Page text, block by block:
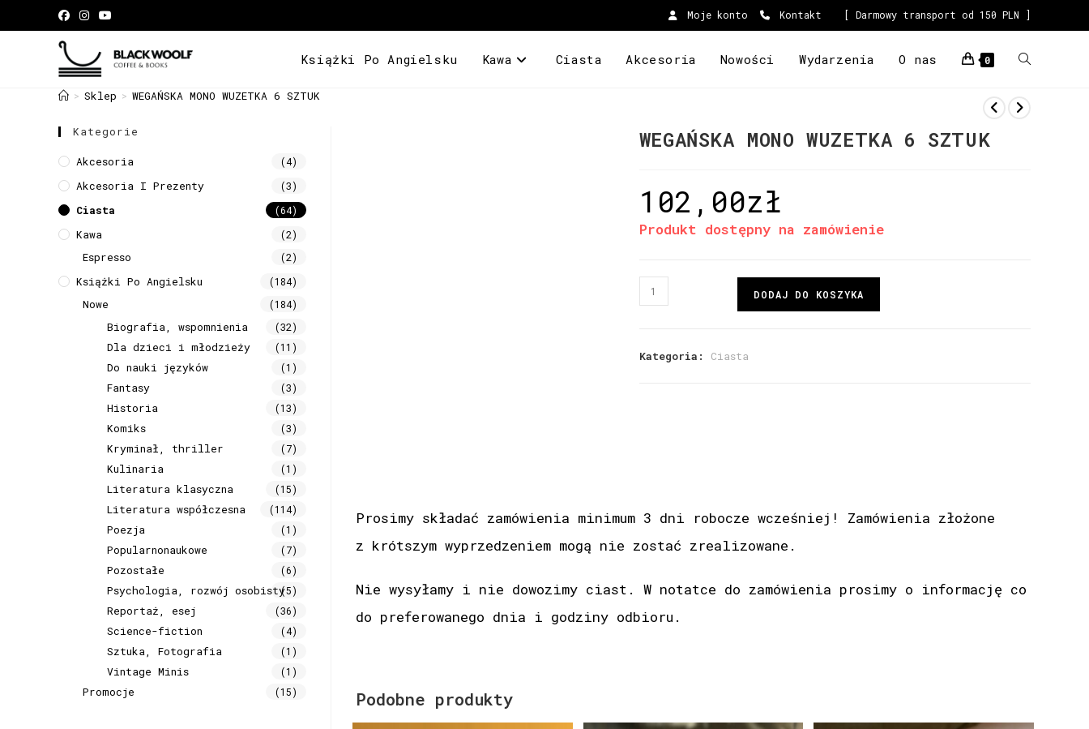
Moje konto Kontakt [ Darmowy transport od 150 PLN ]
Książki Po Angielsku Kawa Ciasta Akcesoria Nowości Wydarzenia O nas 0
> Sklep > WEGAŃSKA MONO WUZETKA 6 SZTUK
WEGAŃSKA MONO WUZETKA 6 SZTUK
102,00zł
Produkt dostępny na zamówienie
DODAJ DO KOSZYKA
Kategoria: Ciasta
Prosimy składać zamówienia minimum 3 dni robocze wcześniej! Zamówienia złożone
z krótszym wyprzedzeniem mogą nie zostać zrealizowane.
Nie wysyłamy i nie dowozimy ciast. W notatce do zamówienia prosimy o informację co
do preferowanego dnia i godziny odbioru.
Podobne produkty
Kategorie
Akcesoria (4)
Akcesoria I Prezenty (3)
Ciasta (64)
Kawa (2)
Espresso (2)
Książki Po Angielsku (184)
Nowe (184)
Biografia, wspomnienia (32)
Dla dzieci i młodzieży (11)
Do nauki języków (1)
Fantasy (3)
Historia (13)
Komiks (3)
Kryminał, thriller (7)
Kulinaria (1)
Literatura klasyczna (15)
Literatura współczesna (114)
Poezja (1)
Popularnonaukowe (7)
Pozostałe (6)
Psychologia, rozwój osobisty(5)
Reportaż, esej (36)
Science-fiction (4)
Sztuka, Fotografia (1)
Vintage Minis (1)
Promocje (15)